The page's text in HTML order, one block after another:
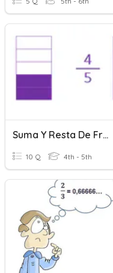
Suma Y Resta De Fracciones
10 Q 4th - 5th